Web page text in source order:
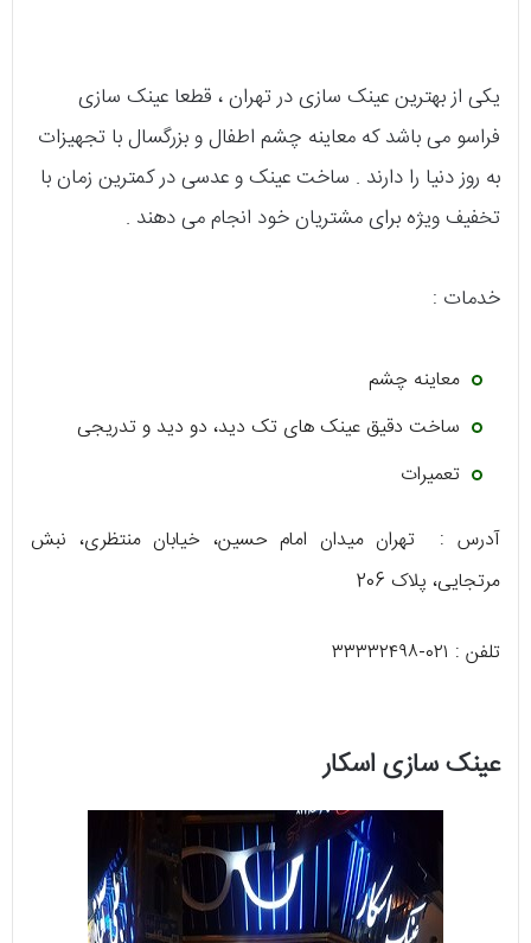
یکی از بهترین عینک سازی در تهران ، قطعا عینک سازی
فراسو می باشد که معاینه چشم اطفال و بزرگسال با تجهیزات
به روز دنیا را دارند . ساخت عینک و عدسی در کمترین زمان با
تخفیف ویژه برای مشتریان خود انجام می دهند .
خدمات :
معاینه چشم
ساخت دقیق عینک های تک دید، دو دید و تدریجی
تعمیرات
آدرس : تهران میدان امام حسین، خیابان منتظری، نبش
مرتجایی، پلاک 206
تلفن : ۰۲۱-۳۳۳۳۲۴۹۸
عینک سازی اسکار